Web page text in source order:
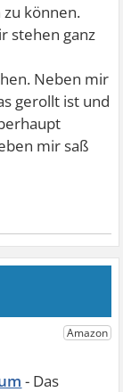
können.
stehen ganz
Neben mir
gerollt ist und
mir saß